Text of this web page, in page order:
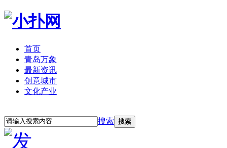
首页
青岛万象
最新资讯
创意城市
文化产业
搜索 搜索